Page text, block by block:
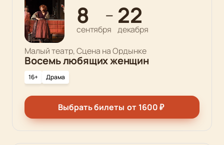
8
сентября
— 22
декабря
Малый театр, Сцена на Ордынке
Восемь любящих женщин
16+ Драма
Выбрать билеты от 1600₽